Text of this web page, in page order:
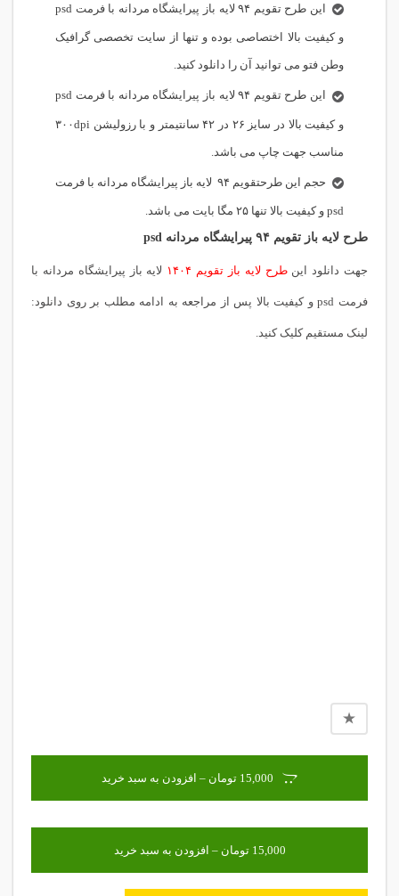
این طرح تقویم ۹۴ لایه باز پیرایشگاه مردانه با فرمت psd
و کیفیت بالا اختصاصی بوده و تنها از سایت تخصصی گرافیک
وطن فتو می توانید آن را دانلود کنید.
این طرح تقویم ۹۴ لایه باز پیرایشگاه مردانه با فرمت psd
و کیفیت بالا در سایز ۲۶ در ۴۲ سانتیمتر و با رزولیشن ۳۰۰dpi
مناسب جهت چاپ می باشد.
حجم این طرحتقویم ۹۴ لایه باز پیرایشگاه مردانه با فرمت
psd و کیفیت بالا تنها ۲۵ مگا بایت می باشد.
طرح لایه باز تقویم ۹۴ پیرایشگاه مردانه psd
جهت دانلود اینطرح لایه باز تقویم ۱۴۰۴ لایه باز پیرایشگاه مردانه با
فرمت psd و کیفیت بالا پس از مراجعه به ادامه مطلب بر روی دانلود:
لینک مستقیم کلیک کنید.
15,000 تومان – افزودن به سبد خرید